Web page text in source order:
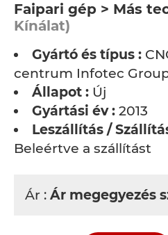
Faipari gép > Más
Kínálat)
Gyártó és típus :
centrum Infotec
Állapot : Új
Gyártási év : 2013
Leszállítás /
Beleértve a szállítást
Ár : Ár megegyezés